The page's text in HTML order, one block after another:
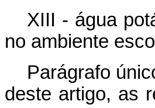
XIII - água
no ambiente
Parágrafo
deste artigo, as